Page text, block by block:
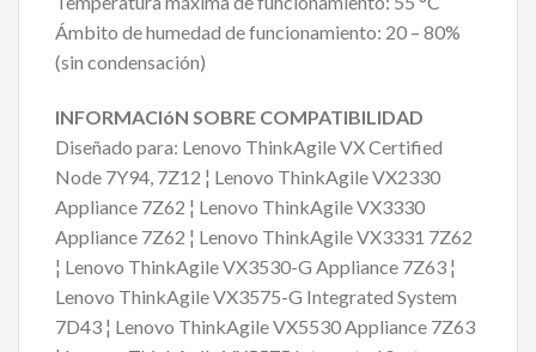
Ámbito de humedad de funcionamiento: 20 – 80%
(sin condensación)
INFORMACIóN SOBRE COMPATIBILIDAD
Diseñado para: Lenovo ThinkAgile VX Certified
Node 7Y94, 7Z12 ¦ Lenovo ThinkAgile VX2330
Appliance 7Z62 ¦ Lenovo ThinkAgile VX3330
Appliance 7Z62 ¦ Lenovo ThinkAgile VX3331 7Z62
¦ Lenovo ThinkAgile VX3530-G Appliance 7Z63 ¦
Lenovo ThinkAgile VX3575-G Integrated System
7D43 ¦ Lenovo ThinkAgile VX5530 Appliance 7Z63